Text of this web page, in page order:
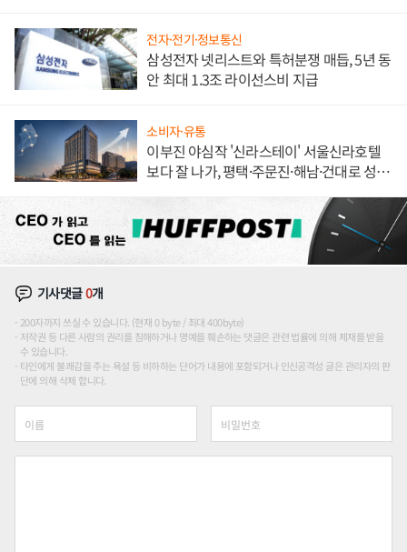
전자·전기·정보통신
삼성전자 넷리스트와 특허분쟁 매듭, 5년 동
안 최대 1.3조 라이선스비 지급
소비자·유통
이부진 야심작 '신라스테이' 서울신라호텔
보다 잘 나가, 평택·주문진·해남·건대로 성
기사댓글0개
200자까지 쓰실 수 있습니다. (현재 0 byte / 최대 400byte)
저작권 등 다른 사람의 권리를 침해하거나 명예를 훼손하는 댓글은 관련 법률에 의해 제재를 받을
수 있습니다.
타인에게 불쾌감을 주는 욕설 등 비하하는 단어가 내용에 포함되거나 인신공격성 글은 관리자의 판
단에 의해 삭제 합니다.